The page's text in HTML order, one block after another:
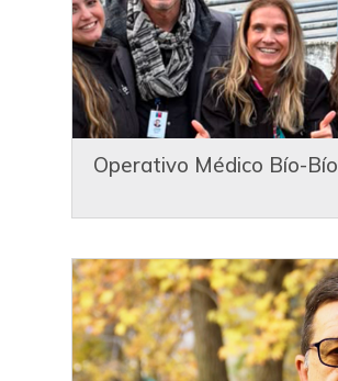
Operativo Médico Bío-Bío